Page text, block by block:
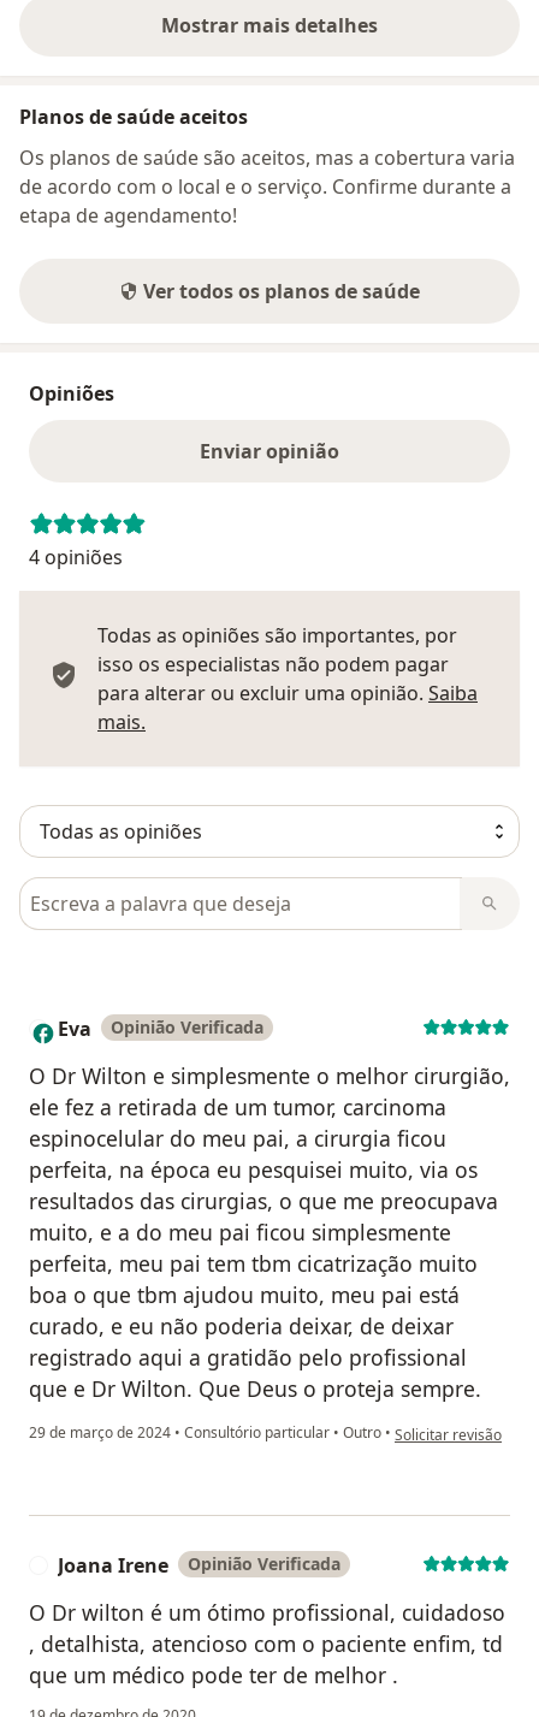
Mostrar mais detalhes
sobre o endereço
Planos de saúde aceitos
Os planos de saúde são aceitos, mas a cobertura varia
de acordo com o local e o serviço. Confirme durante a
etapa de agendamento!
Ver todos os planos de saúde
Opiniões
Enviar opinião
4 opiniões
Todas as opiniões são importantes, por
isso os especialistas não podem pagar
para alterar ou excluir uma opinião. Saiba
mais.
Pesquisar em opiniões
E Eva Opinião Verificada
O Dr Wilton e simplesmente o melhor cirurgião,
ele fez a retirada de um tumor, carcinoma
espinocelular do meu pai, a cirurgia ficou
perfeita, na época eu pesquisei muito, via os
resultados das cirurgias, o que me preocupava
muito, e a do meu pai ficou simplesmente
perfeita, meu pai tem tbm cicatrização muito
boa o que tbm ajudou muito, meu pai está
curado, e eu não poderia deixar, de deixar
registrado aqui a gratidão pelo profissional
que e Dr Wilton. Que Deus o proteja sempre.
29 de março de 2024 • Consultório particular • Outro • na opinião do
Solicitar revisão
Joana Irene Opinião Verificada
O Dr wilton é um ótimo profissional, cuidadoso
, detalhista, atencioso com o paciente enfim, td
que um médico pode ter de melhor .